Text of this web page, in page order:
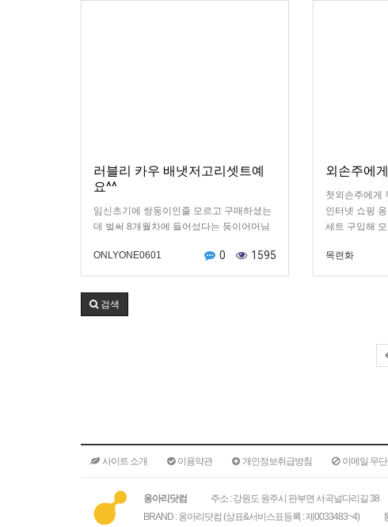
러블리 카우 배냇저고리셋트예
요^^
임신초기에 쌍둥이인줄 모르고 구매하셨는
데 벌써 8개월차에 들어섰다는 둥이어머님
ONLYONE0601
0 1595
외손주에
첫외손주에게
인터넷 쇼핑
세트 구입해
아기의 태명과
인쇄해 보내주
느질로 한땀
고 저리보고
고있는 아기의
미소가 얼굴
직접 붓으로
리본대신 귀여
목련화
검색
사이트 소개 이용약관 개인정보취급방침 이메일 무
옹아리닷컴 주소 : 강원도 원주시 판부면 서곡널다리길 38
BRAND : 옹아리닷컴 (상표&서비스표등록 : 제0033483~4)